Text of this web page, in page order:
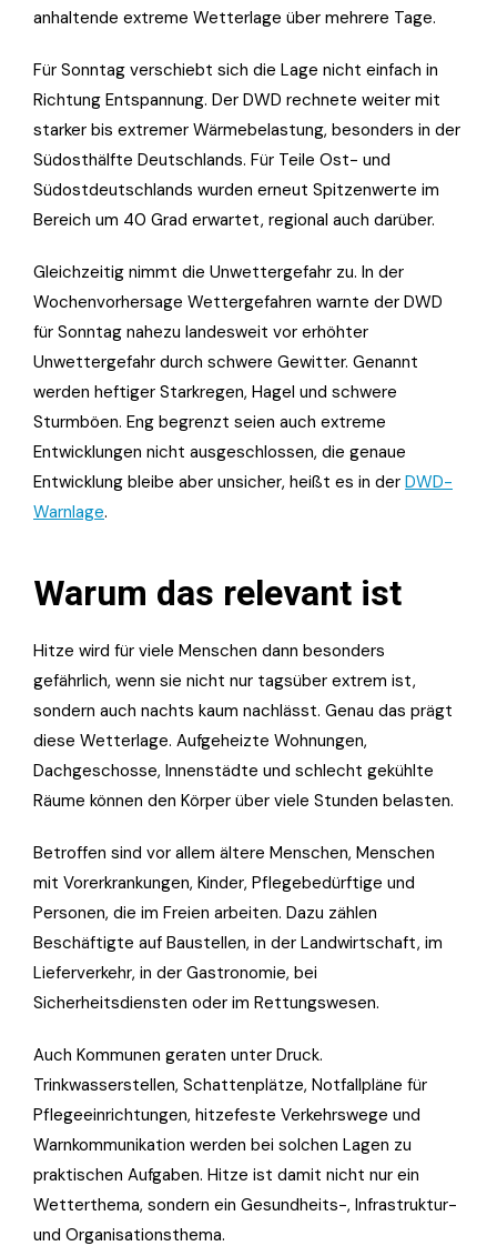
anhaltende extreme Wetterlage über mehrere Tage.
Für Sonntag verschiebt sich die Lage nicht einfach in
Richtung Entspannung. Der DWD rechnete weiter mit
starker bis extremer Wärmebelastung, besonders in der
Südosthälfte Deutschlands. Für Teile Ost- und
Südostdeutschlands wurden erneut Spitzenwerte im
Bereich um 40 Grad erwartet, regional auch darüber.
Gleichzeitig nimmt die Unwettergefahr zu. In der
Wochenvorhersage Wettergefahren warnte der DWD
für Sonntag nahezu landesweit vor erhöhter
Unwettergefahr durch schwere Gewitter. Genannt
werden heftiger Starkregen, Hagel und schwere
Sturmböen. Eng begrenzt seien auch extreme
Entwicklungen nicht ausgeschlossen, die genaue
Entwicklung bleibe aber unsicher, heißt es in der DWD-
Warnlage.
Warum das relevant ist
Hitze wird für viele Menschen dann besonders
gefährlich, wenn sie nicht nur tagsüber extrem ist,
sondern auch nachts kaum nachlässt. Genau das prägt
diese Wetterlage. Aufgeheizte Wohnungen,
Dachgeschosse, Innenstädte und schlecht gekühlte
Räume können den Körper über viele Stunden belasten.
Betroffen sind vor allem ältere Menschen, Menschen
mit Vorerkrankungen, Kinder, Pflegebedürftige und
Personen, die im Freien arbeiten. Dazu zählen
Beschäftigte auf Baustellen, in der Landwirtschaft, im
Lieferverkehr, in der Gastronomie, bei
Sicherheitsdiensten oder im Rettungswesen.
Auch Kommunen geraten unter Druck.
Trinkwasserstellen, Schattenplätze, Notfallpläne für
Pflegeeinrichtungen, hitzefeste Verkehrswege und
Warnkommunikation werden bei solchen Lagen zu
praktischen Aufgaben. Hitze ist damit nicht nur ein
Wetterthema, sondern ein Gesundheits-, Infrastruktur-
und Organisationsthema.